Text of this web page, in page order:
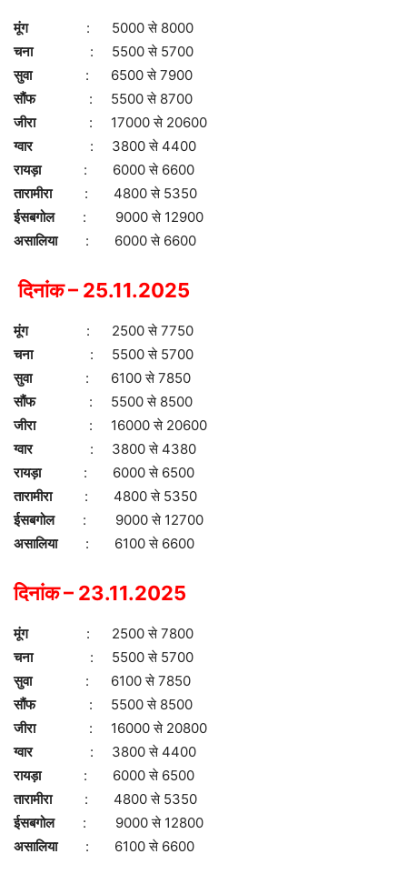
मूंग: 5000 से 8000
चना : 5500 से 5700
सुवा : 6500 से 7900
सौंफ
: 5500 से 8700
जीरा : 17000 से 20600
ग्वार
: 3800 से 4400
रायड़ा : 6000 से 6600
तारामीरा: 4800 से 5350
ईसबगोल
: 9000 से 12900
असालिया : 6000 से 6600
दिनांक – 25.11.2025
मूंग: 2500 से 7750
चना : 5500 से 5700
सुवा : 6100 से 7850
सौंफ
: 5500 से 8500
जीरा : 16000 से 20600
ग्वार
: 3800 से 4380
रायड़ा : 6000 से 6500
तारामीरा: 4800 से 5350
ईसबगोल
: 9000 से 12700
असालिया : 6100 से 6600
दिनांक – 23.11.2025
मूंग: 2500 से 7800
चना : 5500 से 5700
सुवा : 6100 से 7850
सौंफ
: 5500 से 8500
जीरा : 16000 से 20800
ग्वार
: 3800 से 4400
रायड़ा : 6000 से 6500
तारामीरा: 4800 से 5350
ईसबगोल
: 9000 से 12800
असालिया : 6100 से 6600